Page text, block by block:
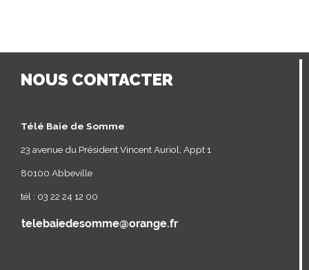
NOUS CONTACTER
Télé Baie de Somme
23 avenue du Président Vincent Auriol, Appt 1
80100 Abbeville
tél : 03 22 24 12 00